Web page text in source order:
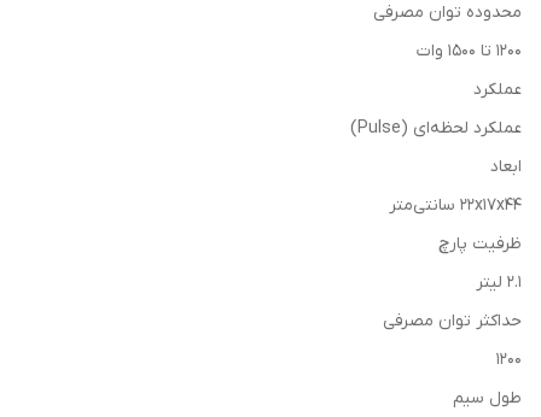
محدوده توان مصرفی
۱۲۰۰ تا ۱۵۰۰ وات
عملکرد
عملکرد لحظه‌ای (Pulse)
ابعاد
۲۲x۱۷x۴۴ سانتی‌متر
ظرفیت پارچ
۲.۱ لیتر
حداکثر توان مصرفی
۱۲۰۰
طول سیم